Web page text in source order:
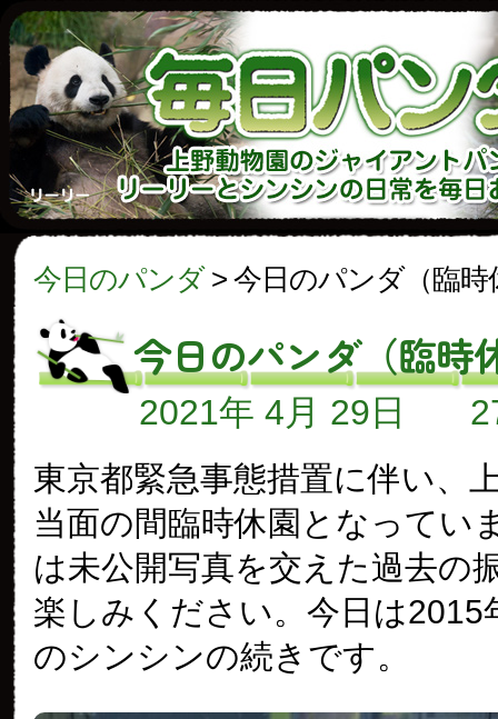
今日のパンダ> 今日のパンダ（臨時
今日のパンダ（臨時
2021年 4月 29日
東京都緊急事態措置に伴い、
当面の間臨時休園となってい
は未公開写真を交えた過去の
楽しみください。今日は2015
のシンシンの続きです。